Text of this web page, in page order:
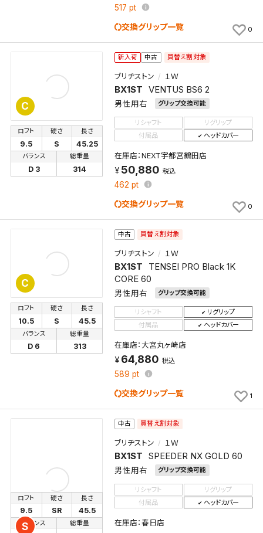
517 pt
交換グリップ一覧 0
C
新入荷 中古 買替え割対象
ブリヂストン １Ｗ
BX1ST VENTUS BS6 2
男性用右 グリップ交換可能
ロフト
9.5
硬さ
S
長さ
45.25
バランス
D 3
総重量
314
リシャフト
リグリップ
付属品
ヘッドカバー
在庫店：NEXT宇都宮鶴田店
50,880 税込
462 pt
交換グリップ一覧 0
C
中古 買替え割対象
ブリヂストン １Ｗ
BX1ST
TENSEI PRO Black 1K
CORE 60
男性用右 グリップ交換可能
ロフト
10.5
硬さ
S
長さ
45.5
バランス
D 6
総重量
313
リシャフト
リグリップ
付属品
ヘッドカバー
在庫店：大宮丸ヶ崎店
64,880 税込
589 pt
交換グリップ一覧 1
S
中古 買替え割対象
ブリヂストン １Ｗ
BX1ST SPEEDER NX GOLD 60
男性用右 グリップ交換可能
ロフト
9.5
硬さ
SR
長さ
45.5
バランス 総重量
リシャフト
リグリップ
付属品
ヘッドカバー
在庫店：春日店
検索条件を保存
この検索条件をマイページ内「保存検索条件一覧」に
よく探す商品を、毎回条件指定することなく簡単に開
くことができます。
検索条件
新着通知
新着通知を「する」にすると、この条件に一致する商品
が入荷した際に、メール及びお客様のアカウント内の
保存された検索条件は変更できません。
条件を変更したい場合は、マイページの「保存検索条
件一覧」から画面を表示し、条件を変更の上、保存し直
してください。
保存する
検索条件を保存
検索条件を保存しました。
これまで保存した検索条件は、マイページの「保存検
索条件一覧」で確認できます。